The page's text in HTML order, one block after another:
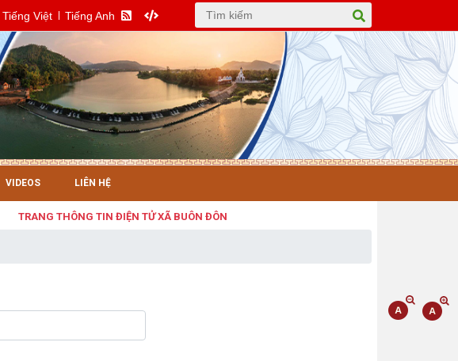
Tiếng Việt Tiếng Anh
VIDEOS LIÊN HỆ
TRANG THÔNG TIN ĐIỆN TỬ XÃ BUÔN ĐÔN